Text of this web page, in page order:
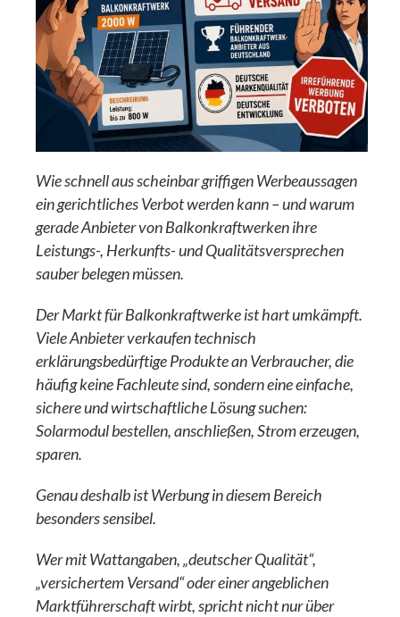
Wie schnell aus scheinbar griffigen Werbeaussagen
ein gerichtliches Verbot werden kann – und warum
gerade Anbieter von Balkonkraftwerken ihre
Leistungs-, Herkunfts- und Qualitätsversprechen
sauber belegen müssen.
Der Markt für Balkonkraftwerke ist hart umkämpft.
Viele Anbieter verkaufen technisch
erklärungsbedürftige Produkte an Verbraucher, die
häufig keine Fachleute sind, sondern eine einfache,
sichere und wirtschaftliche Lösung suchen:
Solarmodul bestellen, anschließen, Strom erzeugen,
sparen.
Genau deshalb ist Werbung in diesem Bereich
besonders sensibel.
Wer mit Wattangaben, „deutscher Qualität“,
„versichertem Versand“ oder einer angeblichen
Marktführerschaft wirbt, spricht nicht nur über